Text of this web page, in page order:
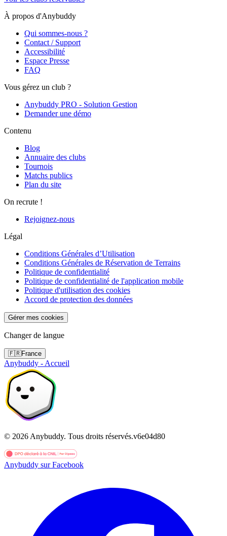
À propos d'Anybuddy
Qui sommes-nous ?
Contact / Support
Accessibilité
Espace Presse
FAQ
Vous gérez un club ?
Anybuddy PRO - Solution Gestion
Demander une démo
Contenu
Blog
Annuaire des clubs
Tournois
Matchs publics
Plan du site
On recrute !
Rejoignez-nous
Légal
Conditions Générales d’Utilisation
Conditions Générales de Réservation de Terrains
Politique de confidentialité
Politique de confidentialité de l'application mobile
Politique d'utilisation des cookies
Accord de protection des données
Gérer mes cookies
Changer de langue
🇫🇷France
Anybuddy - Accueil
© 2026 Anybuddy. Tous droits réservés.v6e04d80
Anybuddy sur Facebook